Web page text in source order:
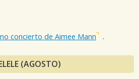
concierto de Aimee Mann .
(AGOSTO)